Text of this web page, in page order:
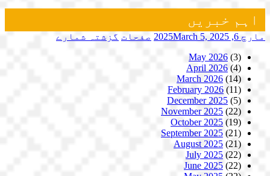
اہم خبریں
مارچ 6, 2025 March 5, 2025 صفحات گزشتہ شمارے
May 2026 (3)
April 2026 (4)
March 2026 (14)
February 2026 (11)
December 2025 (5)
November 2025 (22)
October 2025 (19)
September 2025 (21)
August 2025 (21)
July 2025 (22)
June 2025 (22)